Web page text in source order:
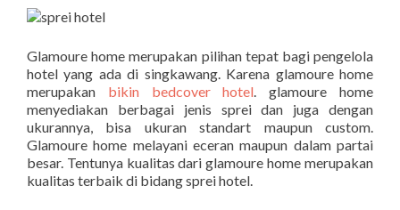
Glamoure home merupakan pilihan tepat bagi pengelola
hotel yang ada di singkawang. Karena glamoure home
merupakan bikin bedcover hotel. glamoure home
menyediakan berbagai jenis sprei dan juga dengan
ukurannya, bisa ukuran standart maupun custom.
Glamoure home melayani eceran maupun dalam partai
besar. Tentunya kualitas dari glamoure home merupakan
kualitas terbaik di bidang sprei hotel.